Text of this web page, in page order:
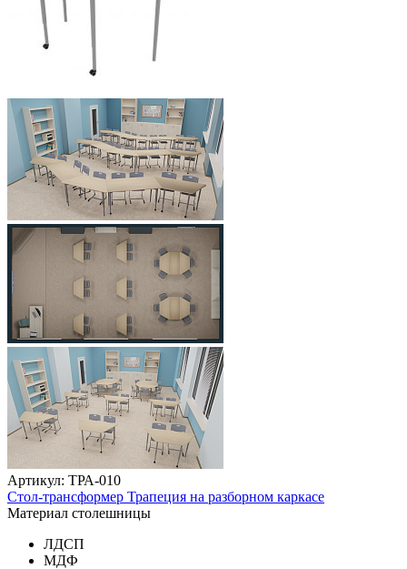
Артикул: ТРА-010
Стол-трансформер Трапеция на разборном каркасе
Материал столешницы
ЛДСП
МДФ